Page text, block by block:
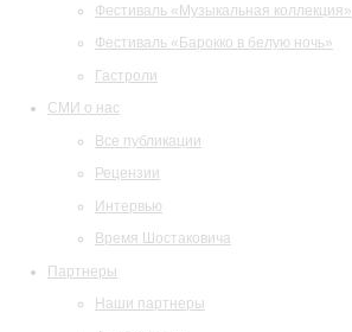
Фестиваль «Музыкальная коллекция»
Фестиваль «Барокко в белую ночь»
Гастроли
СМИ о нас
Все публикации
Рецензии
Интервью
Время Шостаковича
Партнеры
Наши партнеры